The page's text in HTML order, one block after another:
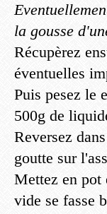
la gousse
Récupèrez
éventuelles
Puis pesez le
500g de
Reversez
goutte sur
Mettez en pot
vide se fasse